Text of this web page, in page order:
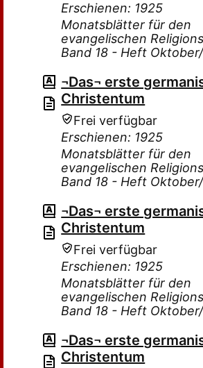
Erschienen: 1925
Monatsblätter für den
evangelischen
Band 18 - Heft
¬Das¬ erste
Christentum
Frei verfügbar
Erschienen: 1925
Monatsblätter für den
evangelischen
Band 18 - Heft
¬Das¬ erste
Christentum
Frei verfügbar
Erschienen: 1925
Monatsblätter für den
evangelischen
Band 18 - Heft
¬Das¬ erste
Christentum